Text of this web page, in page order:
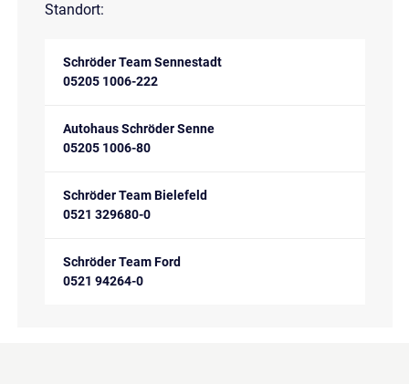
Standort:
Schröder Team Sennestadt
05205 1006-222
Autohaus Schröder Senne
05205 1006-80
Schröder Team Bielefeld
0521 329680-0
Schröder Team Ford
0521 94264-0